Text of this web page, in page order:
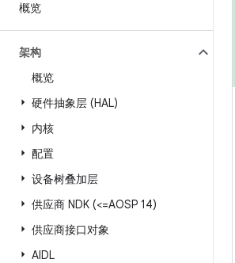
概览
架构
概览
硬件抽象层 (HAL)
内核
配置
设备树叠加层
供应商 NDK (<=AOSP 14)
供应商接口对象
AIDL